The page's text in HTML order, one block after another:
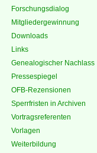
Forschungsdialog
Mitgliedergewinnung
Downloads
Links
Genealogischer Nachlass
Pressespiegel
OFB-Rezensionen
Sperrfristen in Archiven
Vortragsreferenten
Vorlagen
Weiterbildung